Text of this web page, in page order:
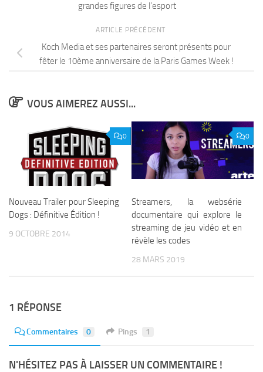
grandes figures de l’esport
ARTICLE PRÉCÉDENT
Koch Media et ses partenaires seront présents pour
fêter le 10ème anniversaire de la Paris Games Week !
VOUS AIMEREZ AUSSI...
0
Nouveau Trailer pour Sleeping
Dogs : Définitive Édition !
9 OCTOBRE 2014
0
Streamers, la websérie
documentaire qui explore le
streaming de jeu vidéo et en
révèle les codes
28 MARS 2019
1 RÉPONSE
Commentaires 0 Pings 1
N'HÉSITEZ PAS À LAISSER UN COMMENTAIRE !